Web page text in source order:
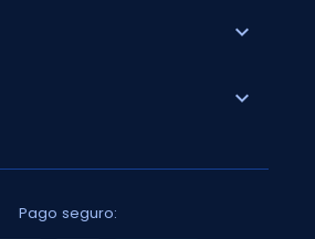
expand_more
expand_more
Pago seguro: